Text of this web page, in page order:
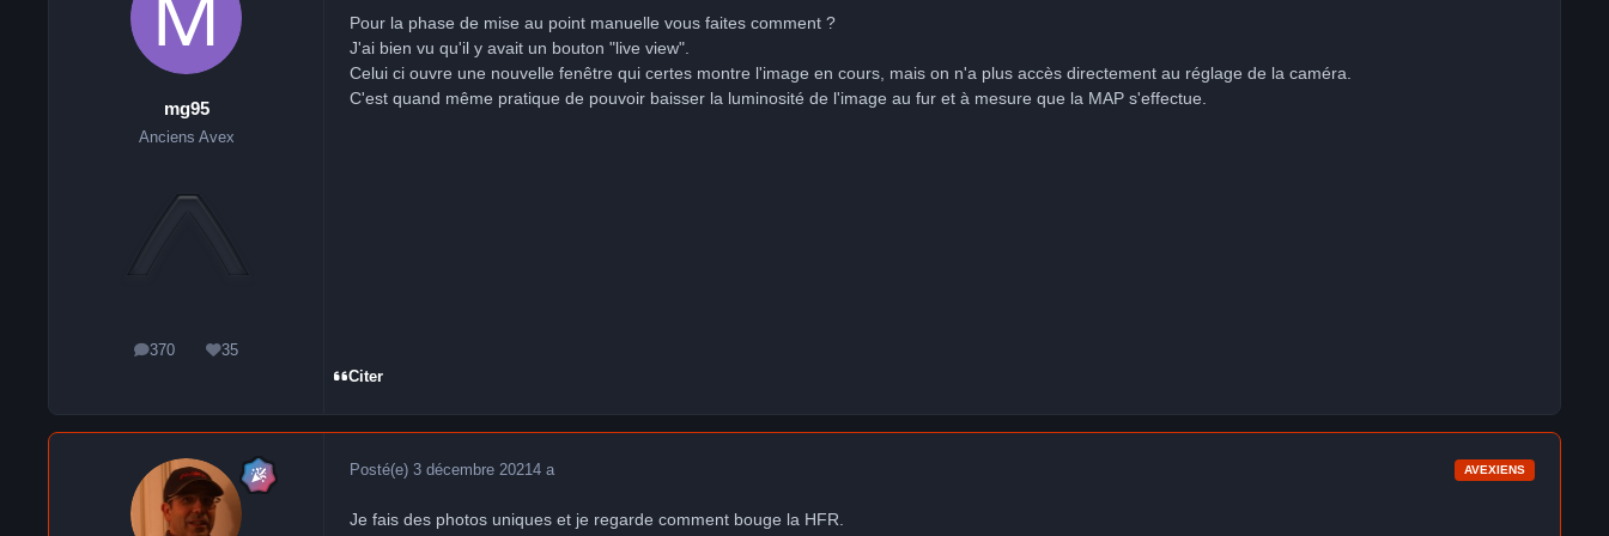
mg95
Anciens Avex
370
messages35
Réputation
Pour la phase de mise au point manuelle vous faites comment ?
J'ai bien vu qu'il y avait un bouton "live view".
Celui ci ouvre une nouvelle fenêtre qui certes montre l'image en cours, mais on n'a plus accès directement au réglage de la caméra.
C'est quand même pratique de pouvoir baisser la luminosité de l'image au fur et à mesure que la MAP s'effectue.
Citer
Posté(e) 3 décembre 2021 4 a AVEXIENS
Je fais des photos uniques et je regarde comment bouge la HFR.